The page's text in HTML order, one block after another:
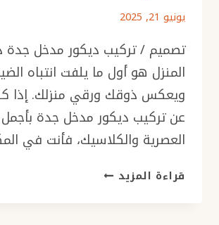
يونيو 21, 2025
تصميم / تركيب ديكور مدخل جدة
المنزل هو أول ما يلفت انتباه
ويعكس ذوقك ورقي منزلك. إذا
عن تركيب ديكور مدخل جدة بأجمل
العصرية والكلاسيك، فأنت في
قراءة المزيد تركيب